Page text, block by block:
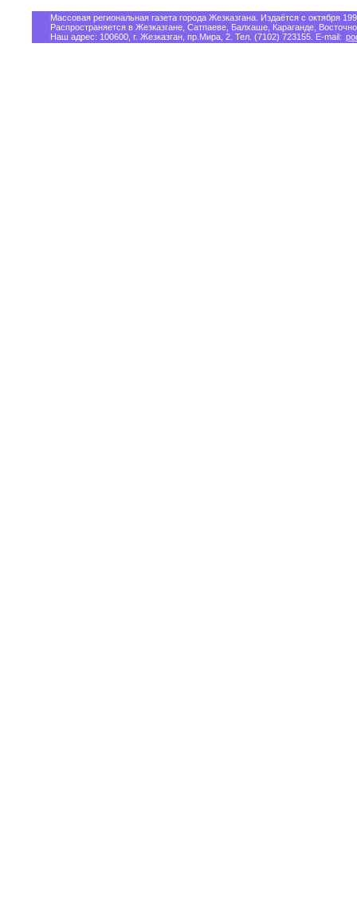
Массовая региональная газета города Жезказгана. Издаётся с октября
Распространяется в Жезказгане, Сатпаеве, Балхаше, Караганде,
Наш адрес: 100600, г. Жезказган, пр.Мира, 2. Тел. (7102) 723155. E-mail: